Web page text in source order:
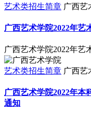
艺术类招生简章 广西艺
广西艺术学院2022年艺
广西艺术学院2022年艺
艺术类招生简章 广西艺
广西艺术学院2022年本
通知